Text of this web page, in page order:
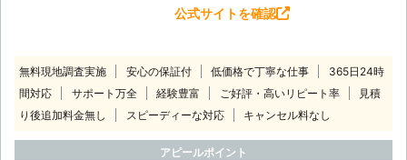
公式サイトを確認
無料現地調査実施 安心の保証付 低価格で丁寧な仕事
365日24時
間対応
サポート万全 経験豊富 ご好評・高いリピート率
見積
り後追加料金無し
スピーディーな対応 キャンセル料なし
アピールポイント